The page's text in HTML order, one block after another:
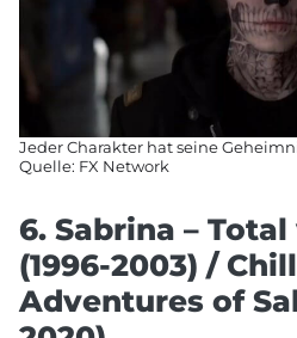
Jeder Charakter hat seine
Quelle: FX Network
6. Sabrina –
(1996-2003) /
Adventures of